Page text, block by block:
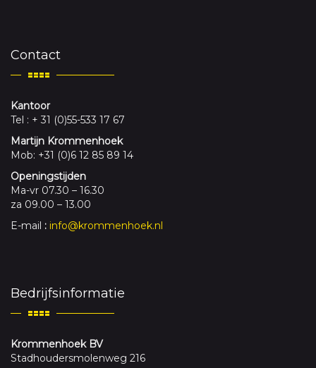
Contact
Kantoor
Tel : + 31 (0)55-533 17 67
Martijn Krommenhoek
Mob: +31 (0)6 12 85 89 14
Openingstijden
Ma-vr 07.30 – 16.30
za 09.00 – 13.00
E-mail : info@krommenhoek.nl
Bedrijfsinformatie
Krommenhoek BV
Stadhoudersmolenweg 216